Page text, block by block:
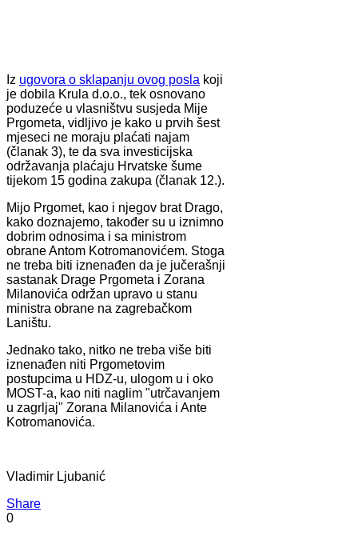
Iz ugovora o sklapanju ovog posla koji
je dobila Krula d.o.o., tek osnovano
poduzeće u vlasništvu susjeda Mije
Prgometa, vidljivo je kako u prvih šest
mjeseci ne moraju plaćati najam
(članak 3), te da sva investicijska
održavanja plaćaju Hrvatske šume
tijekom 15 godina zakupa (članak 12.).
Mijo Prgomet, kao i njegov brat Drago,
kako doznajemo, također su u iznimno
dobrim odnosima i sa ministrom
obrane Antom Kotromanovićem. Stoga
ne treba biti iznenađen da je jučerašnji
sastanak Drage Prgometa i Zorana
Milanovića održan upravo u stanu
ministra obrane na zagrebačkom
Laništu.
Jednako tako, nitko ne treba više biti
iznenađen niti Prgometovim
postupcima u HDZ-u, ulogom u i oko
MOST-a, kao niti naglim "utrčavanjem
u zagrljaj" Zorana Milanovića i Ante
Kotromanovića.
Vladimir Ljubanić
Share
0